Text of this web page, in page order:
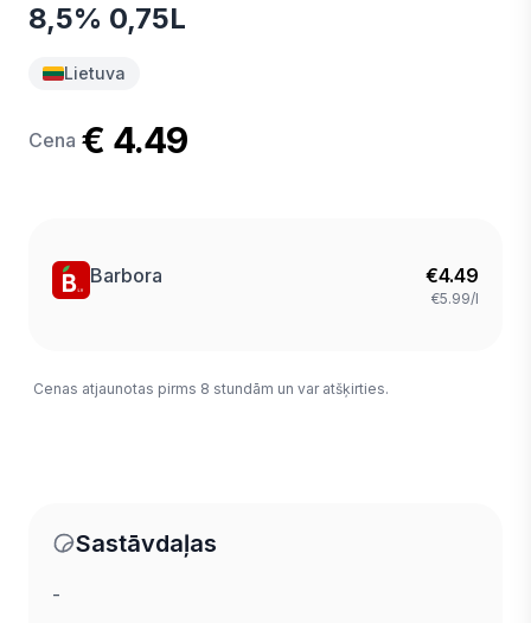
8,5% 0,75L
Lietuva
Cena € 4.49
Barbora €4.49
€5.99/l
Cenas atjaunotas pirms 8 stundām un var atšķirties.
Sastāvdaļas
-